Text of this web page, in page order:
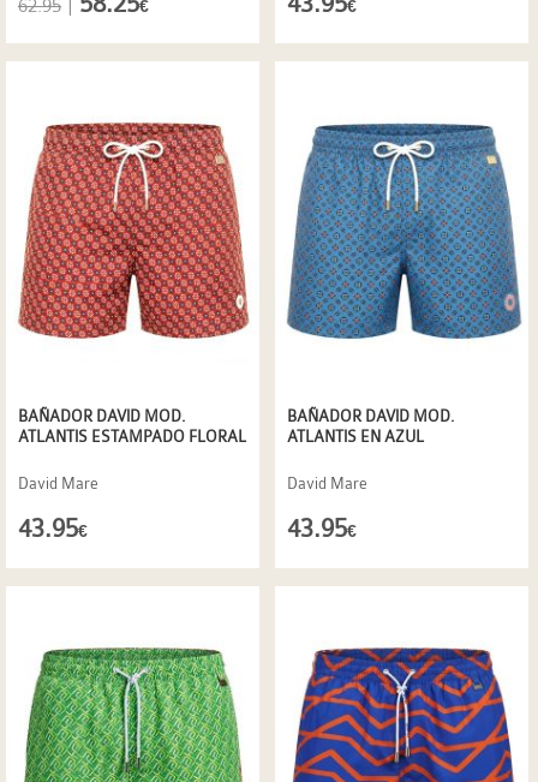
62.95 € €
BAÑADOR DAVID MOD.
ATLANTIS ESTAMPADO FLORAL
David Mare
43.95€
BAÑADOR DAVID MOD.
ATLANTIS EN AZUL
David Mare
43.95€